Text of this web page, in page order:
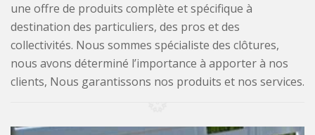
une offre de produits complète et spécifique à
destination des particuliers, des pros et des
collectivités. Nous sommes spécialiste des clôtures,
nous avons déterminé l’importance à apporter à nos
clients, Nous garantissons nos produits et nos services.